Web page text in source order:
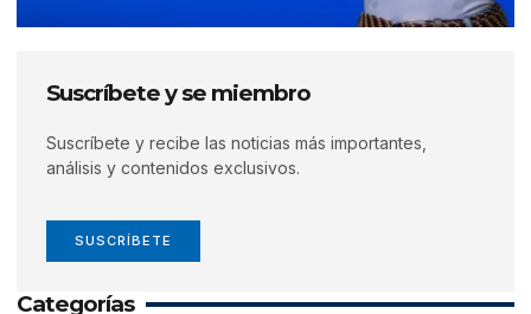
Suscríbete y se miembro
Suscríbete y recibe las noticias más importantes,
análisis y contenidos exclusivos.
SUSCRÍBETE
Categorías